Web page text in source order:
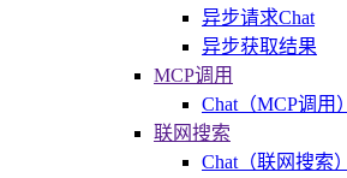
异步请求Chat
异步获取结果
MCP调用
Chat（MCP调用）
联网搜索
Chat（联网搜索）